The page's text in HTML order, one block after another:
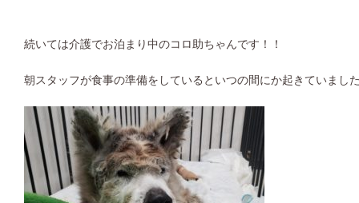
続いては介護でお泊まり中のコロ助ちゃんです！！
朝スタッフが食事の準備をしているといつの間にか起きていまし